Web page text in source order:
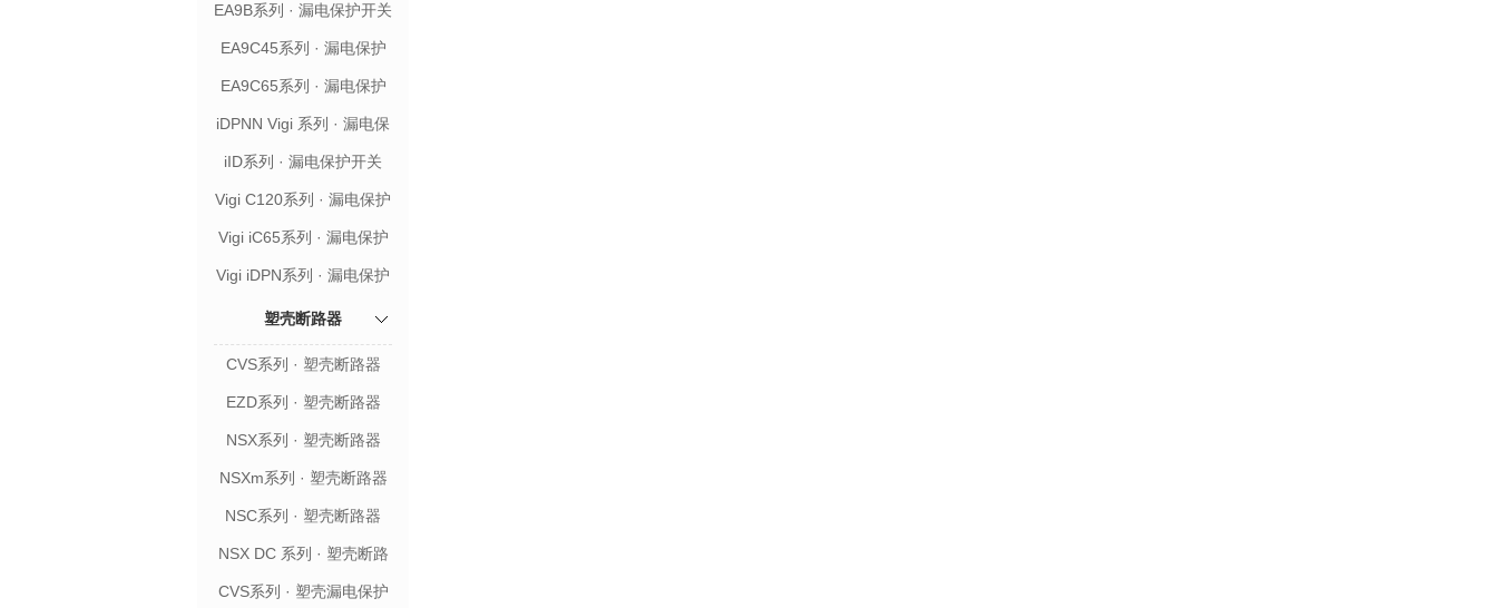
EA9B系列 · 漏电保护开关
EA9C45系列 · 漏电保护
开关
EA9C65系列 · 漏电保护
开关
iDPNN Vigi 系列 · 漏电保
护开关
iID系列 · 漏电保护开关
Vigi C120系列 · 漏电保护
开关附件
Vigi iC65系列 · 漏电保护
开关附件
Vigi iDPN系列 · 漏电保护
塑壳断路器
CVS系列 · 塑壳断路器
EZD系列 · 塑壳断路器
NSX系列 · 塑壳断路器
NSXm系列 · 塑壳断路器
NSC系列 · 塑壳断路器
NSX DC 系列 · 塑壳断路
器
CVS系列 · 塑壳漏电保护